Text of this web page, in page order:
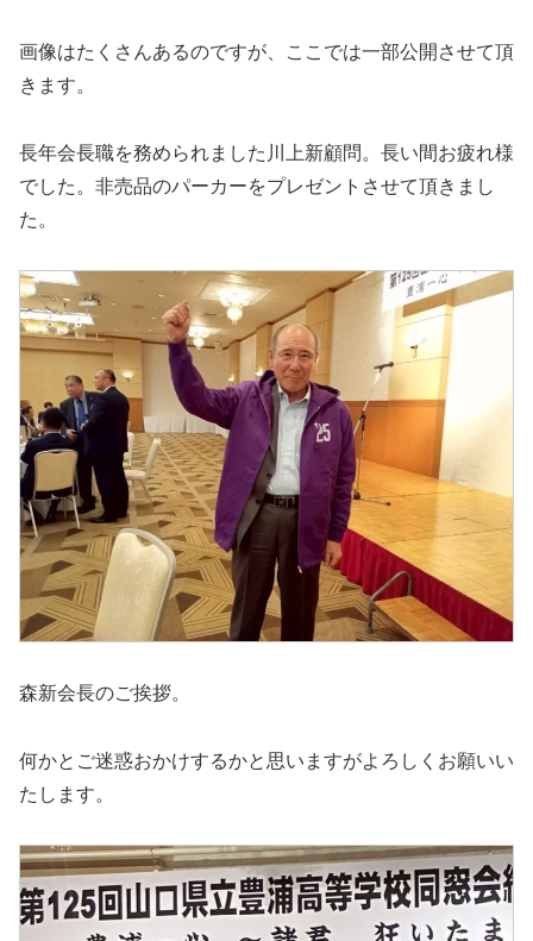
画像はたくさんあるのですが、ここでは一部公開させて頂
きます。
長年会長職を務められました川上新顧問。長い間お疲れ様
でした。非売品のパーカーをプレゼントさせて頂きまし
た。
森新会長のご挨拶。
何かとご迷惑おかけするかと思いますがよろしくお願いい
たします。